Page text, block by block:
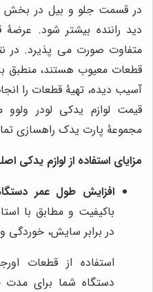
در قسمت جلو و بیل در بخش
دید راننده بیشتر شود.
متفاوت صورت می پذیرد. در
قطعات معیوب هستند، منطبق
آسیب دیده، تهیۀ قطعات را
قیمت لوازم یدکی لودر ولوو
مجموعۀ پارت یدک راهسازی
مزایای استفاده از لوازم یدکی
افزایش طول عمر
باکیفیت و مطابق با
در برابر سایش، خوردگی
استفاده از قطعات
دستگاه شما برای مدت